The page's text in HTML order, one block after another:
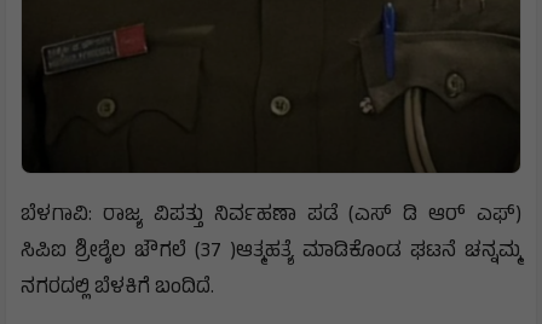
ಬೆಳಗಾವಿ: ರಾಜ್ಯ ವಿಪತ್ತು ನಿರ್ವಹಣಾ ಪಡೆ (ಎಸ್ ಡಿ ಆರ್ ಎಫ್)
ಸಿಪಿಐ ಶ್ರೀಶೈಲ ಚೌಗಲೆ (37 )ಆತ್ಮಹತ್ಯೆ ಮಾಡಿಕೊಂಡ ಘಟನೆ ಚನ್ನಮ್ಮ
ನಗರದಲ್ಲಿ ಬೆಳಕಿಗೆ ಬಂದಿದೆ.